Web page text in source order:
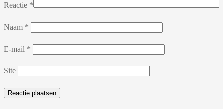
Reactie *
Naam *
E-mail *
Site